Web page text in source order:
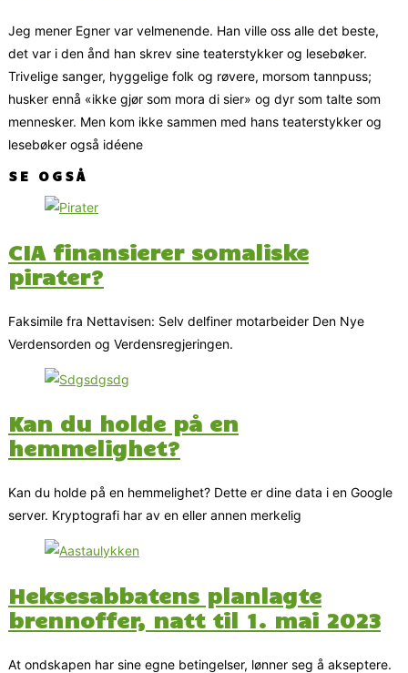
Jeg mener Egner var velmenende. Han ville oss alle det beste,
det var i den ånd han skrev sine teaterstykker og lesebøker.
Trivelige sanger, hyggelige folk og røvere, morsom tannpuss;
husker ennå «ikke gjør som mora di sier» og dyr som talte som
mennesker. Men kom ikke sammen med hans teaterstykker og
lesebøker også idéene
SE OGSÅ
CIA finansierer somaliske
pirater?
Faksimile fra Nettavisen: Selv delfiner motarbeider Den Nye
Verdensorden og Verdensregjeringen.
Kan du holde på en
hemmelighet?
Kan du holde på en hemmelighet? Dette er dine data i en Google
server. Kryptografi har av en eller annen merkelig
Heksesabbatens planlagte
brennoffer, natt til 1. mai 2023
At ondskapen har sine egne betingelser, lønner seg å akseptere.